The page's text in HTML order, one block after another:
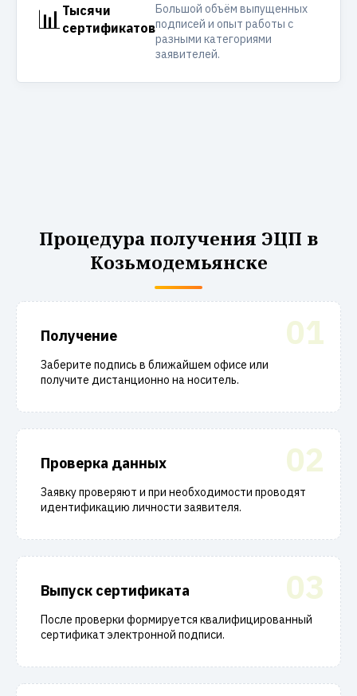
📊 Тысячи
сертификатов
Большой объём выпущенных
подписей и опыт работы с
разными категориями
заявителей.
Процедура получения ЭЦП в
Козьмодемьянске
01
Получение
Заберите подпись в ближайшем офисе или
получите дистанционно на носитель.
02
Проверка данных
Заявку проверяют и при необходимости проводят
идентификацию личности заявителя.
03
Выпуск сертификата
После проверки формируется квалифицированный
сертификат электронной подписи.